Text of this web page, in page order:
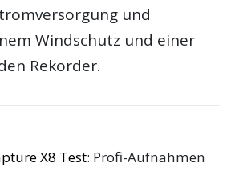
und
Windschutz und einer
Rekorder.
X8 Test: Profi-Aufnahmen